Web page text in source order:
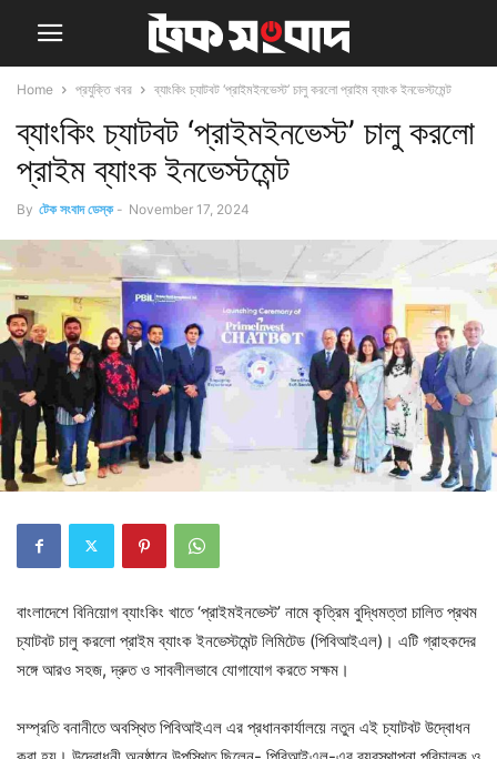
Home প্রযুক্তি খবর ব্যাংকিং চ্যাটবট ‘প্রাইমইনভেস্ট’ চালু করলো প্রাইম ব্যাংক ইনভেস্টমেন্ট
ব্যাংকিং চ্যাটবট ‘প্রাইমইনভেস্ট’ চালু করলো
প্রাইম ব্যাংক ইনভেস্টমেন্ট
By টেক সংবাদ ডেস্ক - November 17, 2024
বাংলাদেশে বিনিয়োগ ব্যাংকিং খাতে ‘প্রাইমইনভেস্ট’ নামে কৃত্রিম বুদ্ধিমত্তা চালিত প্রথম
চ্যাটবট চালু করলো প্রাইম ব্যাংক ইনভেস্টমেন্ট লিমিটেড (পিবিআইএল)। এটি গ্রাহকদের
সঙ্গে আরও সহজ, দ্রুত ও সাবলীলভাবে যোগাযোগ করতে সক্ষম।
সম্প্রতি বনানীতে অবস্থিত পিবিআইএল এর প্রধানকার্যালয়ে নতুন এই চ্যাটবট উদ্বোধন